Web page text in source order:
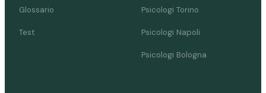
Glossario
Test
Psicologi Torino
Psicologi Napoli
Psicologi Bologna